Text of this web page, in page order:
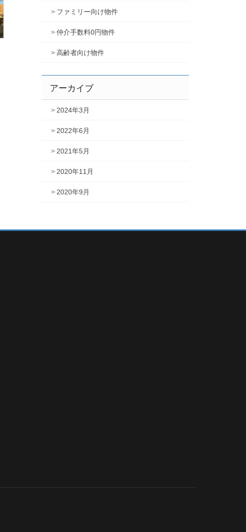
ファミリー向け物件
仲介手数料0円物件
高齢者向け物件
アーカイブ
2024年3月
2022年6月
2021年5月
2020年11月
2020年9月